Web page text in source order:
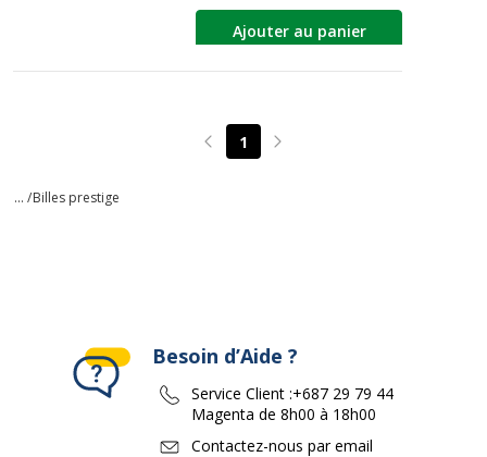
Ajouter au panier
Page précédente
1 Page suivante
... /Billes prestige
Besoin d’Aide ?
Service Client :+687 29 79 44
Magenta de 8h00 à 18h00
Contactez-nous par email